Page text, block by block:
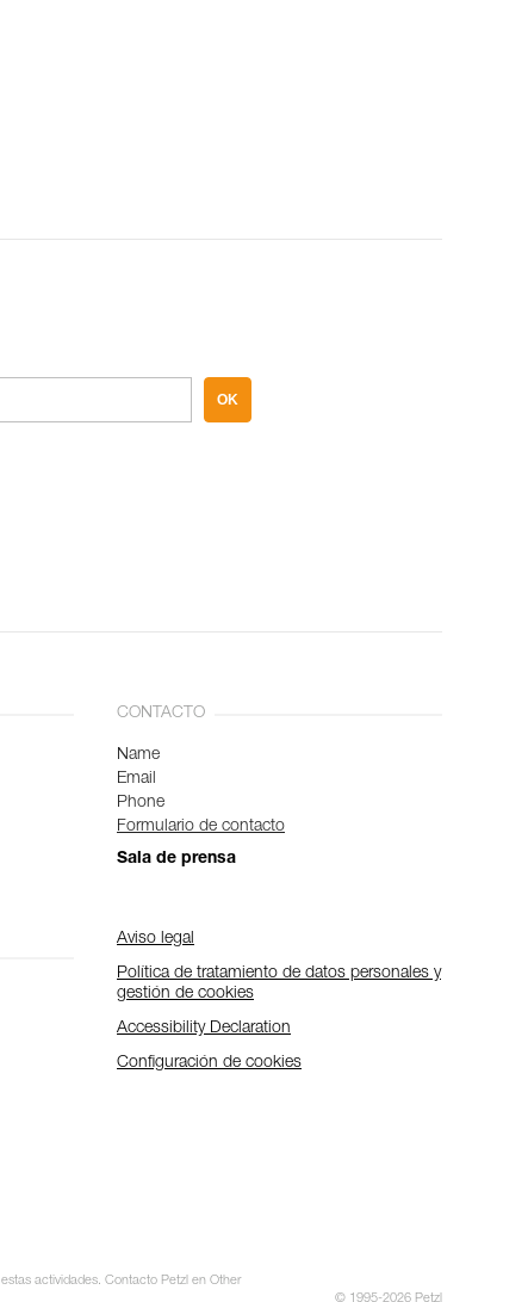
OK
CONTACTO
Name
Email
Phone
Formulario de contacto
Sala de prensa
Aviso legal
Política de tratamiento de datos personales y
gestión de cookies
Accessibility Declaration
Configuración de cookies
actividades. Contacto Petzl en Other
© 1995-2026 Petzl